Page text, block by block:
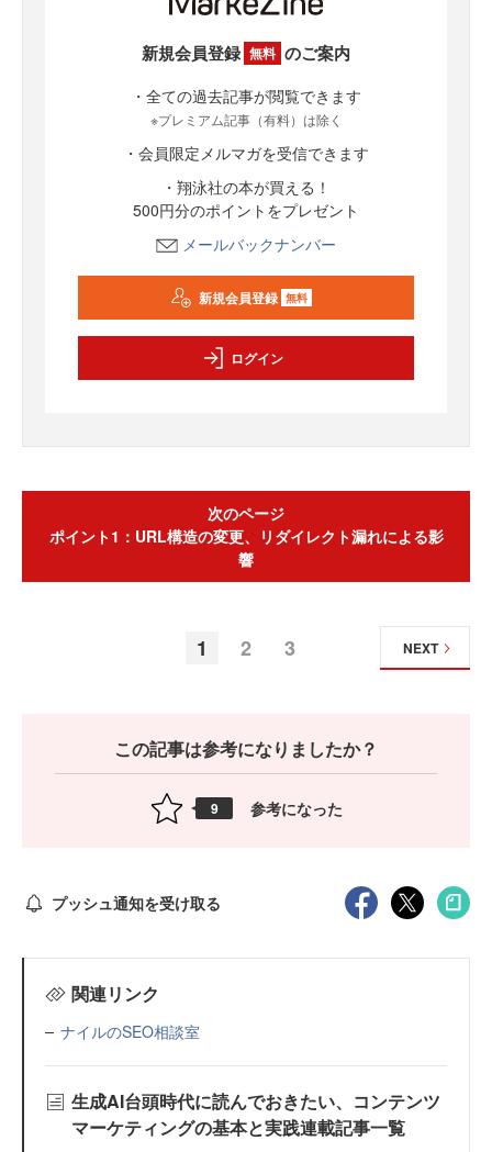
新規会員登録 無料 のご案内
・全ての過去記事が閲覧できます
※プレミアム記事（有料）は除く
・会員限定メルマガを受信できます
・翔泳社の本が買える！
500円分のポイントをプレゼント
メールバックナンバー
新規会員登録 無料
ログイン
次のページ
ポイント1：URL構造の変更、リダイレクト漏れによる影
響
1 2 3 NEXT
この記事は参考になりましたか？
9 参考になった
プッシュ通知を受け取る
関連リンク
ナイルのSEO相談室
生成AI台頭時代に読んでおきたい、コンテンツ
マーケティングの基本と実践連載記事一覧